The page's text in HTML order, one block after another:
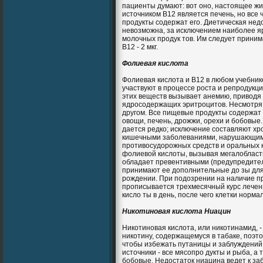
пациенты думают: вот оно, настоящее
источником В12 является печень, но
продукты содержат его. Диетическая
невозможна, за исключением наиболее
молочных продук тов. Им следует
В12 - 2 мкг.
Фолиевая кислота
Фолиевая кислота и В12 в любом
участвуют в процессе роста и
этих веществ вызывает анемию,
ядросодержащих эритроцитов. Несмотря
другом. Все пищевые продукты
овощи, печень, дрожжи, орехи и
дается редко; исключение составляют
кишечными заболеваниями,
противосудорожных средств и оральных
фолиевой кислоты, вызывая
обладает превентивными
принимают ее дополнительные до зы
рождении. При подозрении на наличие
прописывается трехмесячный курс
кисло ты в день, после чего клетки
Никотиновая кислота Ниацин
Никотиновая кислота, или
никотину, содержащемуся в табаке,
чтобы избежать путаницы и
источники - все мясопро дукты и рыба, а
бобовые. Недостаток ниацина ведет к